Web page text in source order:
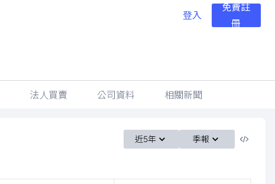
登入
免費註
冊
法人買賣 公司資料 相關新聞
近5年 季報